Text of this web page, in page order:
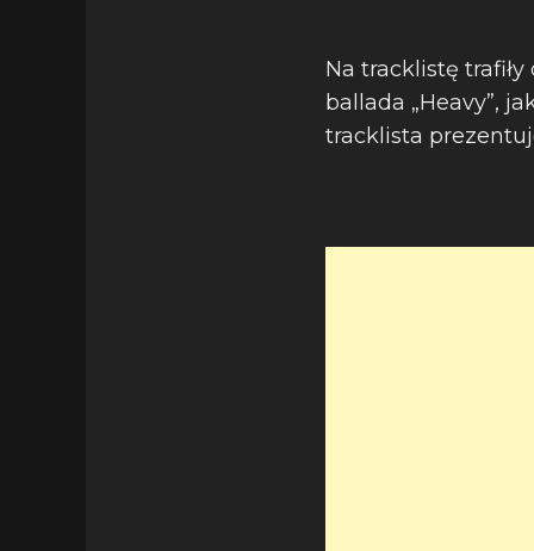
Na tracklistę
ballada „Heavy”,
tracklista